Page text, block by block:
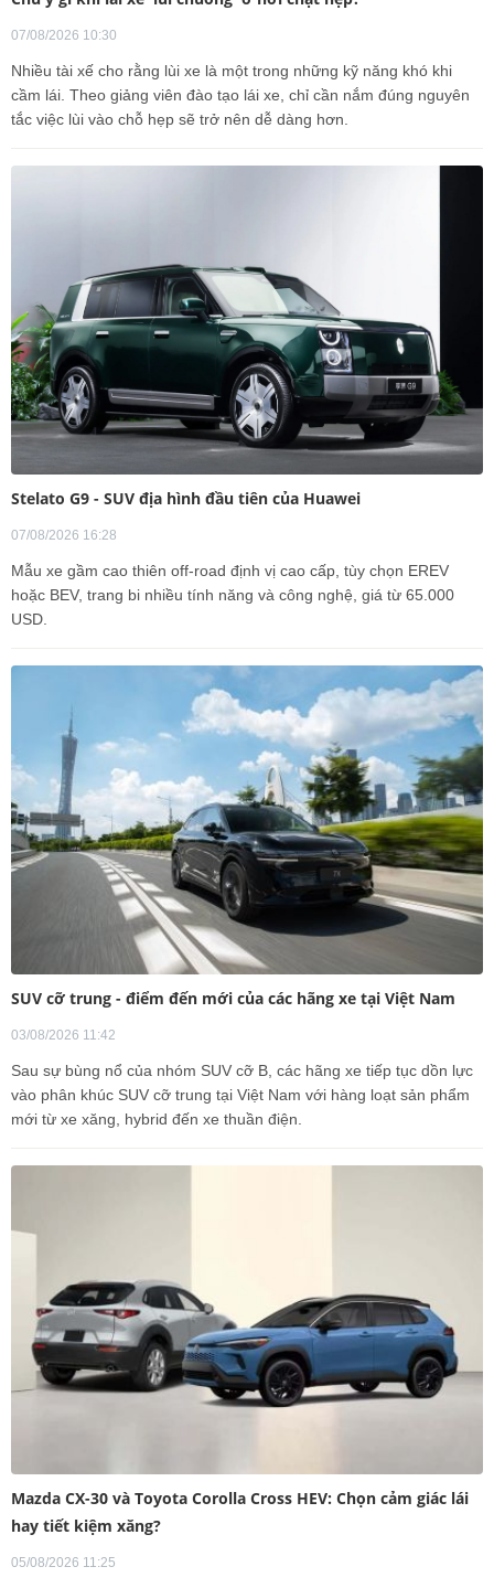
07/08/2026 10:30
Nhiều tài xế cho rằng lùi xe là một trong những kỹ năng khó khi
cầm lái. Theo giảng viên đào tạo lái xe, chỉ cần nắm đúng nguyên
tắc việc lùi vào chỗ hẹp sẽ trở nên dễ dàng hơn.
Stelato G9 - SUV địa hình đầu tiên của Huawei
07/08/2026 16:28
Mẫu xe gầm cao thiên off-road định vị cao cấp, tùy chọn EREV
hoặc BEV, trang bi nhiều tính năng và công nghệ, giá từ 65.000
USD.
SUV cỡ trung - điểm đến mới của các hãng xe tại Việt Nam
03/08/2026 11:42
Sau sự bùng nổ của nhóm SUV cỡ B, các hãng xe tiếp tục dồn lực
vào phân khúc SUV cỡ trung tại Việt Nam với hàng loạt sản phẩm
mới từ xe xăng, hybrid đến xe thuần điện.
Mazda CX-30 và Toyota Corolla Cross HEV: Chọn cảm giác lái
hay tiết kiệm xăng?
05/08/2026 11:25